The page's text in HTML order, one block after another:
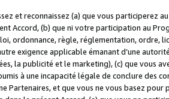
et reconnaissez (a) que vous participerez
Accord, (b) que ni votre participation au
ordonnance, règle, réglementation, ordre,
exigence applicable émanant d’une
la publicité et le marketing), (c) que vous
à une incapacité légale de conclure des
Partenaires, et que vous ne vous basez